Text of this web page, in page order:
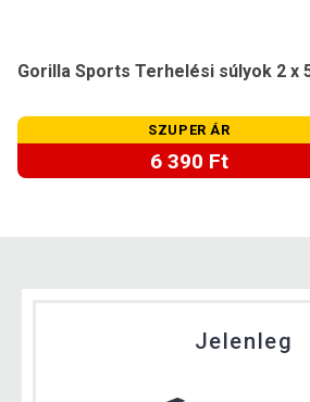
Gorilla Sports Terhelési súlyok 2 x
SZUPER ÁR
6 390 Ft
Jelenleg